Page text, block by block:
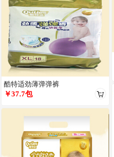
酷特适劲薄弹弹裤
￥37.7包